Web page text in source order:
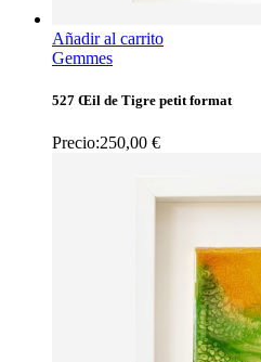
Añadir al carrito
Gemmes
527 Œil de Tigre petit format
Precio:250,00 €